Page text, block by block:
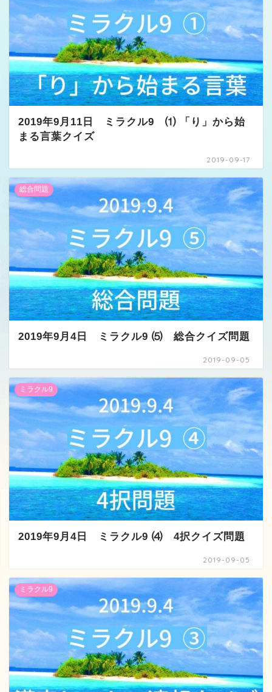
2019年9月11日 ミラクル9 ⑴ 「り」から始
まる言葉クイズ
2019-09-17
総合問題
2019年9月4日 ミラクル9 ⑸ 総合クイズ問題
2019-09-05
ミラクル9
2019年9月4日 ミラクル9 ⑷ 4択クイズ問題
2019-09-05
ミラクル9